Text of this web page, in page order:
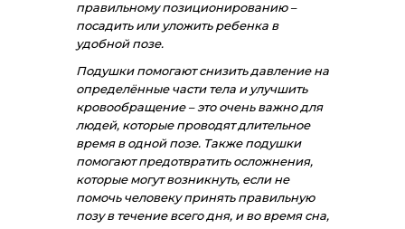
Подушки помогают снизить давление на
определённые части тела и улучшить
кровообращение – это очень важно для
людей, которые проводят длительное
время в одной позе. Также подушки
помогают предотвратить осложнения,
которые могут возникнуть, если не
помочь человеку принять правильную
позу в течение всего дня, и во время сна,
правильному позиционированию –
посадить или уложить ребенка в
удобной позе.